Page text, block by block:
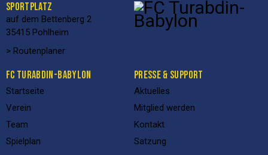
SPORTPLATZ
auf dem Bettenberg 2
35415 Pohlheim
> Routenplaner
FC TURABDIN-BABYLON
Startseite
Verein
Team
Spielplan
PRESSE & SUPPORT
Aktuelles
Mitglied werden
Kontakt
Satzung